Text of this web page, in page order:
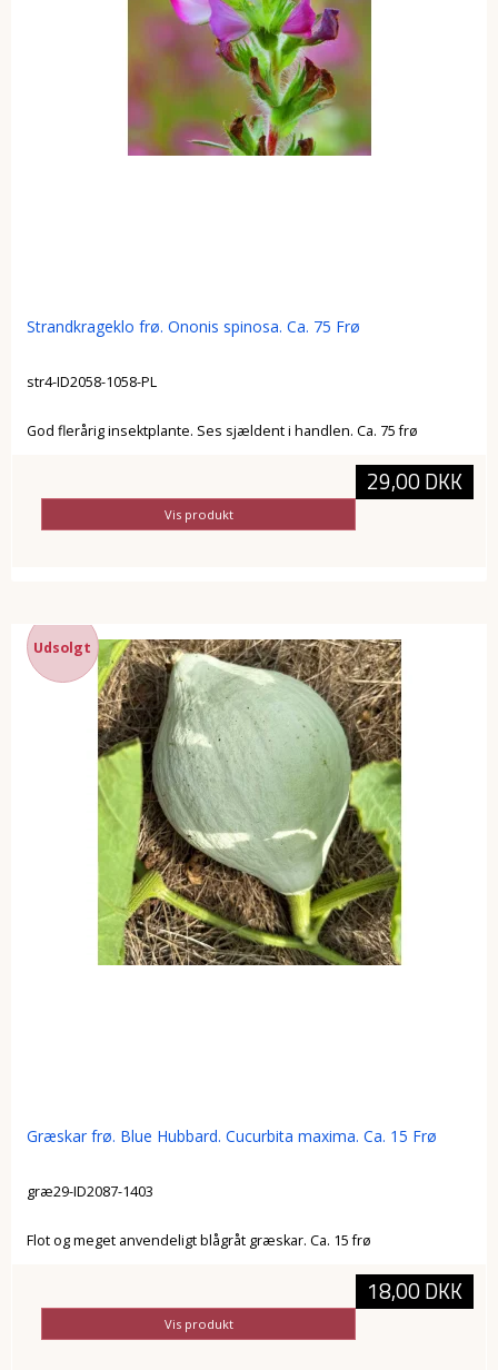
Strandkrageklo frø. Ononis spinosa. Ca. 75 Frø
str4-ID2058-1058-PL
God flerårig insektplante. Ses sjældent i handlen. Ca. 75 frø
29,00 DKK
Vis produkt
Udsolgt
Græskar frø. Blue Hubbard. Cucurbita maxima. Ca. 15 Frø
græ29-ID2087-1403
Flot og meget anvendeligt blågråt græskar. Ca. 15 frø
18,00 DKK
Vis produkt